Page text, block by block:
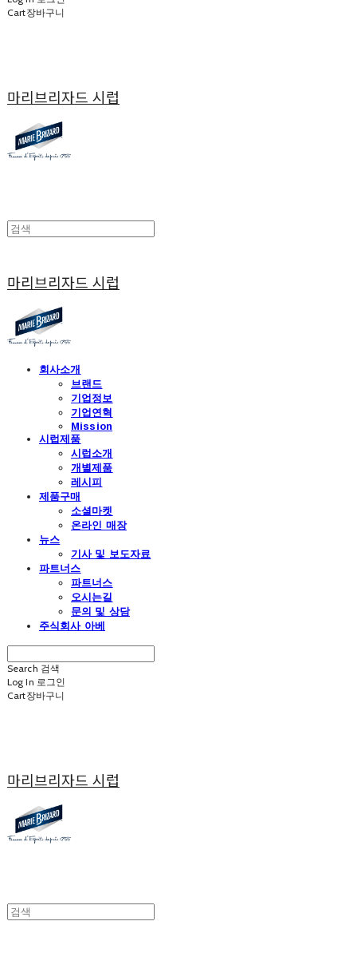
Cart장바구니
마리브리자드 시럽
마리브리자드 시럽
회사소개
브랜드
기업정보
기업연혁
Mission
시럽제품
시럽소개
개별제품
레시피
제품구매
소셜마켓
온라인 매장
뉴스
기사 및 보도자료
파트너스
파트너스
오시는길
문의 및 상담
주식회사 아베
Search 검색
Log In 로그인
Cart장바구니
마리브리자드 시럽